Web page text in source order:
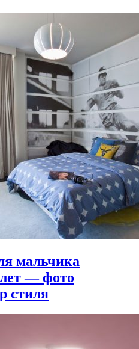
мальчика
лет — фото
стиля